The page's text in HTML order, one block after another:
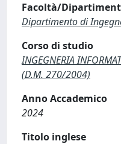
Facoltà/
Dipartimento di
Corso di studio
INGEGNERIA
(D.M. 270/2004)
Anno Accademico
2024
Titolo inglese